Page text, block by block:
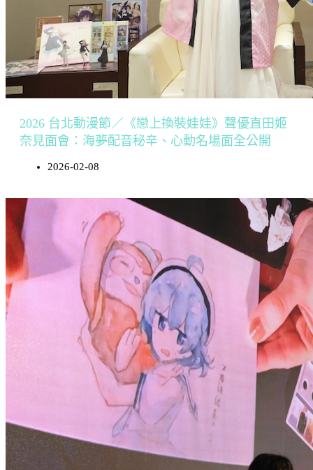
2026 台北動漫節／《戀上換裝娃娃》聲優直田姬
奈見面會：海夢配音秘辛、心動名場面全公開
2026-02-08